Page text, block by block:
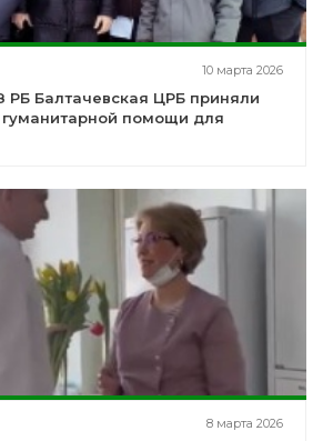
10 марта 2026
РБ Балтачевская ЦРБ приняли
гуманитарной помощи для
8 марта 2026